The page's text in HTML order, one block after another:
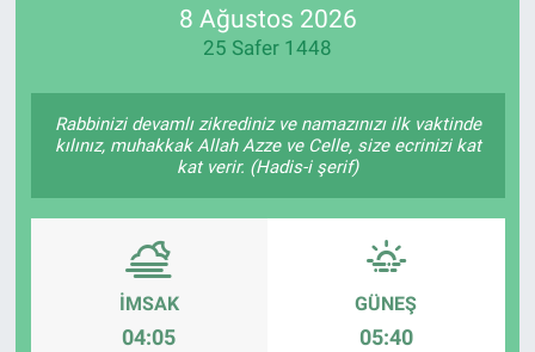
8 Ağustos 2026
25 Safer 1448
Rabbinizi devamlı zikrediniz ve namazınızı ilk vaktinde
kılınız, muhakkak Allah Azze ve Celle, size ecrinizi kat
kat verir. (Hadis-i şerif)
İMSAK
04:05
GÜNEŞ
05:40
Kültür Sanat
Politika
Sağlık
Yaşam